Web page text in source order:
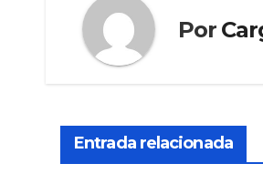
Por
Entrada relacionada